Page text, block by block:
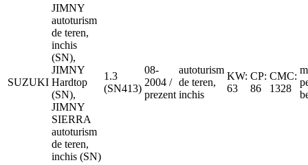
SUZUKI
JIMNY
autoturism
de teren,
inchis
(SN),
JIMNY
Hardtop
(SN),
JIMNY
SIERRA
autoturism
de teren,
inchis (SN)
1.3
(SN413)
08-
2004 /
prezent
autoturism
de teren,
inchis
KW:
63
CP:
86
CMC:
1328